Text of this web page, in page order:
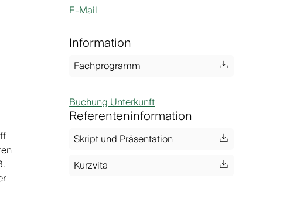
E-Mail
Information
Fachprogramm
Buchung Unterkunft
Referenteninformation
Skript und Präsentation
Kurzvita